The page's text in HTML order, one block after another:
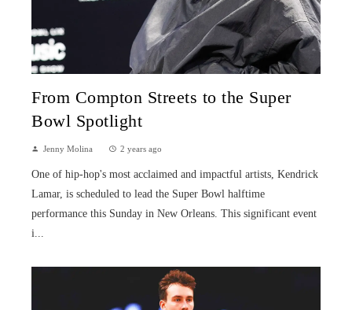
From Compton Streets to the Super
Bowl Spotlight
Jenny Molina 2 years ago
One of hip-hop's most acclaimed and impactful artists, Kendrick
Lamar, is scheduled to lead the Super Bowl halftime
performance this Sunday in New Orleans. This significant event
i...